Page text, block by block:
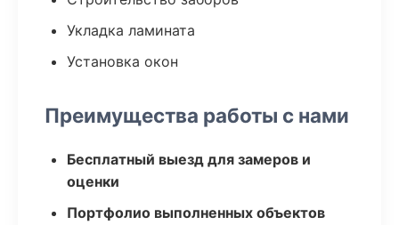
Укладка ламината
Установка окон
Преимущества работы с нами
Бесплатный выезд для замеров и
оценки
Портфолио выполненных объектов